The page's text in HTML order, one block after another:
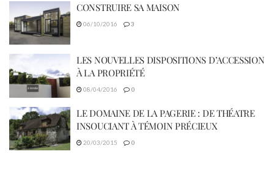
CONSTRUIRE SA MAISON
06/10/2016 3
LES NOUVELLES DISPOSITIONS D’ACCESSION
À LA PROPRIÉTÉ
08/04/2016 0
LE DOMAINE DE LA PAGERIE : DE THÉATRE
INSOUCIANT À TÉMOIN PRÉCIEUX
20/03/2015 0